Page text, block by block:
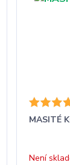
MASITÉ
Není